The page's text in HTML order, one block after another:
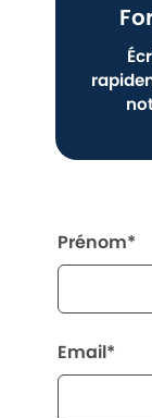
Prénom*
Email*